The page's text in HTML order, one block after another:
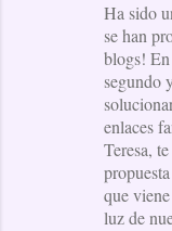
Ha sido
se han
blogs!
segundo
enlaces
Teresa,
que
luz de